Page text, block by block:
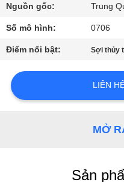
QUAN
NHÀ
MÁY
KIỂM
SOÁT
Nguồn gốc: Trung
Số mô hình: 0706
Điểm nổi bật: Sợi thủy
LIÊN
MỞ
Sản